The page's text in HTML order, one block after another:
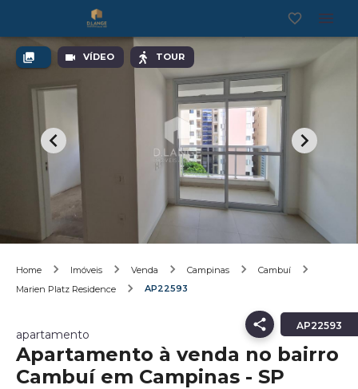
VÍDEO TOUR
Home Imóveis Venda Campinas
Cambuí
Marien Platz Residence
AP22593
AP22593
apartamento
Apartamento à venda no bairro
Cambuí em Campinas - SP